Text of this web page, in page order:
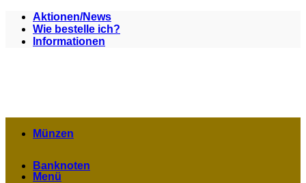
Zum
Inhalt
springen
Aktionen/News
Wie bestelle ich?
Informationen
Menü
Münzen
Banknoten